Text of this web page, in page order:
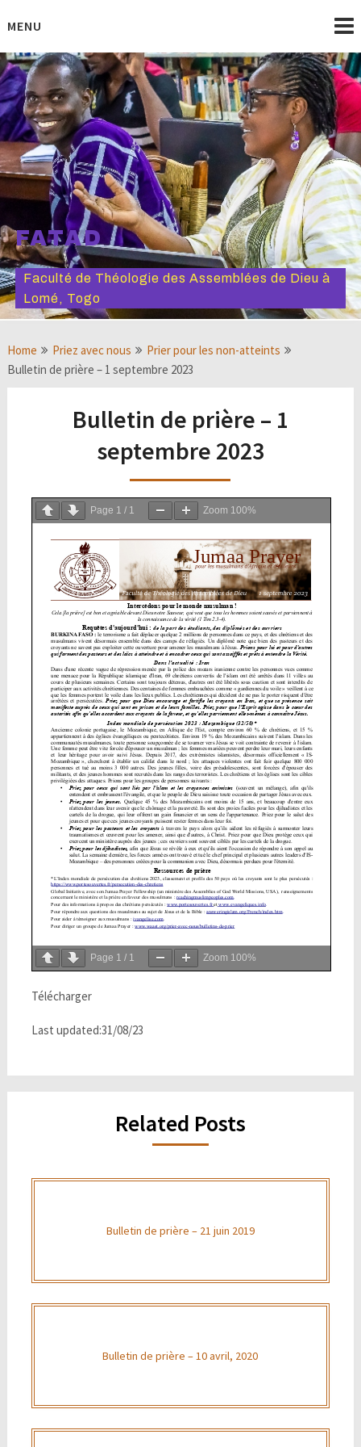
toMENU
FATAD
Faculté de Théologie des Assemblées de Dieu à
Lomé, Togo
Home Priez avec nous
Prier pour les non-atteints
Bulletin de prière – 1 septembre 2023
Bulletin de prière – 1
septembre 2023
Page 1 / 1 Zoom 100%
Page 1 / 1 Zoom 100%
Télécharger
Last updated:31/08/23
Related Posts
Bulletin de prière – 21 juin 2019
Bulletin de prière – 10 avril, 2020